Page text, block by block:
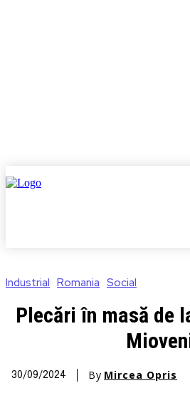
Industrial Romania Social
Plecări în masă de
30/09/2024 By Mircea Opris